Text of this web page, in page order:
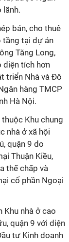
lãnh.
bán, cho thuê
tầng tại dự án
Tăng Long,
diện tích hơn
triển Nhà và Đô
hàng TMCP
Hà Nội.
Khu chung
nhà ở xã hội
quận 9 do
Thuận Kiều,
thế chấp và
cổ phần Ngoại
nhà ở cao
quận 9 với diện
tư Kinh doanh